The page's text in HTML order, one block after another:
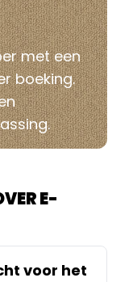
met een
boeking.
E-
voor het